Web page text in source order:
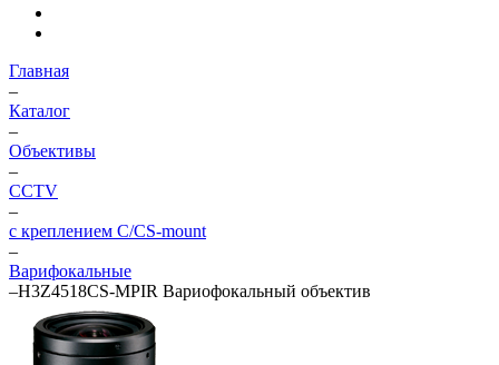
Главная
–
Каталог
–
Объективы
–
CCTV
–
с креплением C/CS-mount
–
Варифокальные
–H3Z4518CS-MPIR Вариофокальный объектив